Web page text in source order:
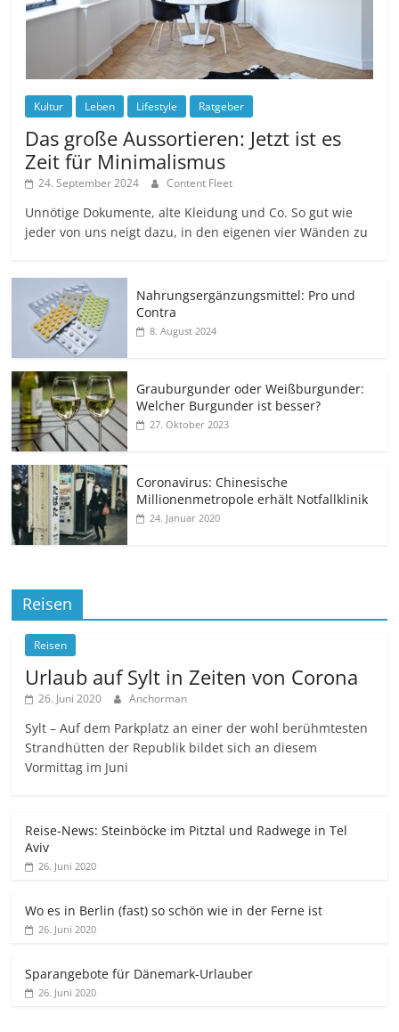
Kultur Leben Lifestyle Ratgeber
Das große Aussortieren: Jetzt ist es
Zeit für Minimalismus
24. September 2024 Content Fleet
Unnötige Dokumente, alte Kleidung und Co. So gut wie
jeder von uns neigt dazu, in den eigenen vier Wänden zu
Nahrungsergänzungsmittel: Pro und
Contra
8. August 2024
Grauburgunder oder Weißburgunder:
Welcher Burgunder ist besser?
27. Oktober 2023
Coronavirus: Chinesische
Millionenmetropole erhält Notfallklinik
24. Januar 2020
Reisen
Reisen
Urlaub auf Sylt in Zeiten von Corona
26. Juni 2020 Anchorman
Sylt – Auf dem Parkplatz an einer der wohl berühmtesten
Strandhütten der Republik bildet sich an diesem
Vormittag im Juni
Reise-News: Steinböcke im Pitztal und Radwege in Tel
Aviv
26. Juni 2020
Wo es in Berlin (fast) so schön wie in der Ferne ist
26. Juni 2020
Sparangebote für Dänemark-Urlauber
26. Juni 2020